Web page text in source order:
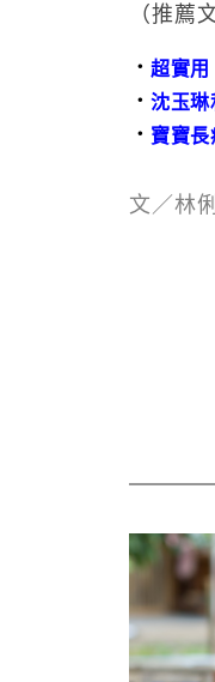
（推薦
．超實用
．沈玉琳
． 寶寶
文／林